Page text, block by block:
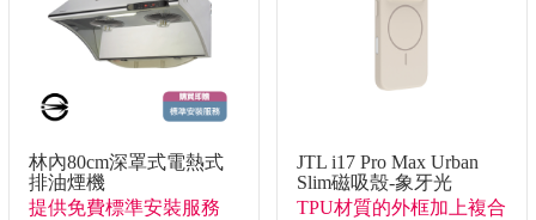
林內80cm深罩式電熱式
排油煙機
提供免費標準安裝服務
JTL i17 Pro Max Urban
Slim磁吸殼-象牙光
TPU材質的外框加上複合